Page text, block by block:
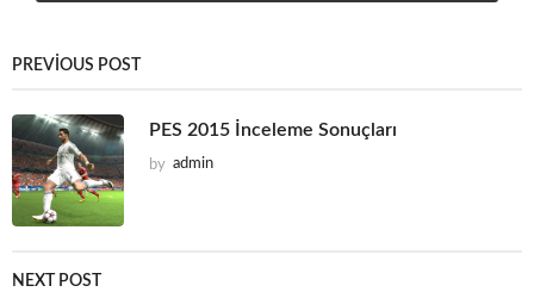
PREVIOUS POST
PES 2015 İnceleme Sonuçları
by admin
NEXT POST